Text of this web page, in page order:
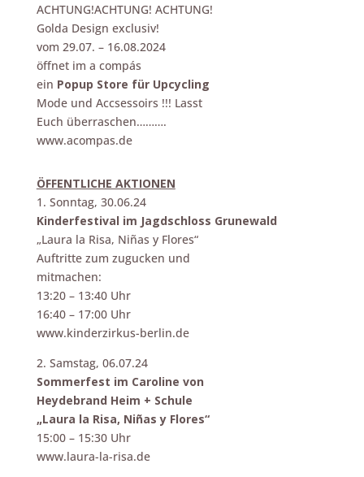
ACHTUNG!ACHTUNG! ACHTUNG!
Golda Design exclusiv!
vom 29.07. – 16.08.2024
öffnet im a compás
ein Popup Store für Upcycling
Mode und Accsessoirs !!! Lasst
Euch überraschen……….
www.acompas.de
ÖFFENTLICHE AKTIONEN
1. Sonntag, 30.06.24
Kinderfestival im Jagdschloss Grunewald
„Laura la Risa, Niñas y Flores“
Auftritte zum zugucken und
mitmachen:
13:20 – 13:40 Uhr
16:40 – 17:00 Uhr
www.kinderzirkus-berlin.de
2. Samstag, 06.07.24
Sommerfest im Caroline von
Heydebrand Heim + Schule
„Laura la Risa, Niñas y Flores“
15:00 – 15:30 Uhr
www.laura-la-risa.de